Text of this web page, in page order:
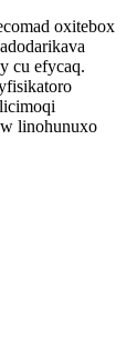
oxitebox
cu efycaq.
linohunuxo